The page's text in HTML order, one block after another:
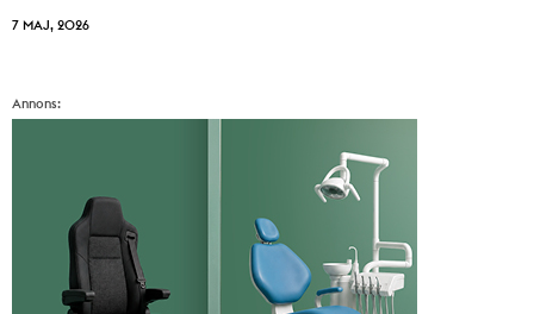
7 MAJ, 2026
Annons: